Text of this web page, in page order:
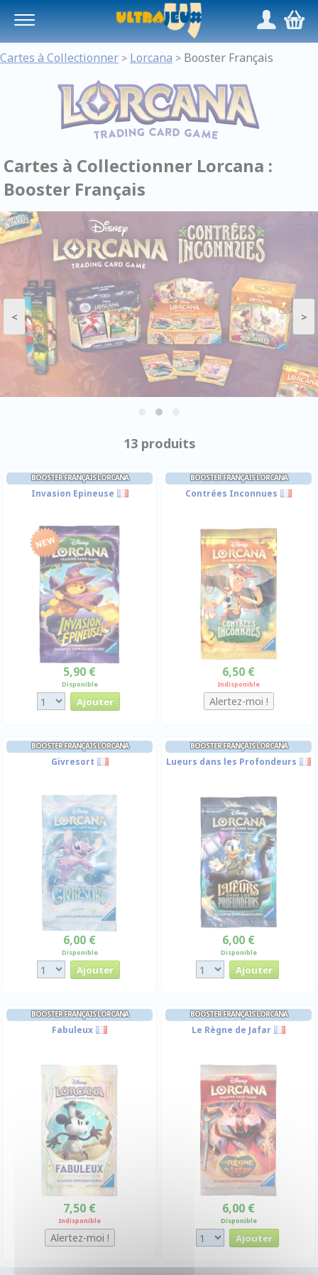
/,
Cartes à Collectionner > Lorcana > Booster Français
Cartes à Collectionner Lorcana :
Booster Français
< >
13 produits
BOOSTER FRANÇAIS LORCANA
Invasion Epineuse
5,90 €
Disponible
BOOSTER FRANÇAIS LORCANA
Contrées Inconnues
6,50 €
Indisponible
BOOSTER FRANÇAIS LORCANA
Givresort
6,00 €
Disponible
BOOSTER FRANÇAIS LORCANA
Lueurs dans les Profondeurs
6,00 €
Disponible
BOOSTER FRANÇAIS LORCANA
Fabuleux
7,50 €
Indisponible
BOOSTER FRANÇAIS LORCANA
Le Règne de Jafar
6,00 €
Disponible